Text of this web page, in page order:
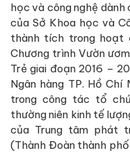
học và công nghệ dành
của Sở Khoa học và
thành tích trong hoạt
Chương trình Vườn
Trẻ giai đoạn 2016 –
Ngân hàng TP. Hồ
trong công tác tổ
thường niên kinh tế
của Trung tâm phát
(Thành Đoàn thành